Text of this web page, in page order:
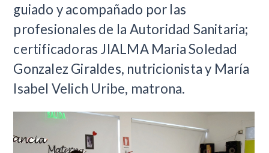
guiado y acompañado por las
profesionales de la Autoridad Sanitaria;
certificadoras JIALMA Maria Soledad
Gonzalez Giraldes, nutricionista y María
Isabel Velich Uribe, matrona.